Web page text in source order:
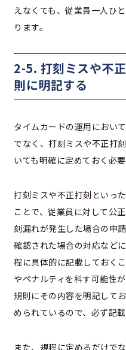
えなくても、従業員一人ひ
ります。
2-5. 打刻ミスや不
則に明記する
タイムカードの運用におい
でなく、打刻ミスや不正打
いても明確に定めておく必要
打刻ミスや不正打刻といっ
ことで、従業員に対して公
刻漏れが発生した場合の申
確認された場合の対応など
程に具体的に記載しておく
やペナルティを科す可能性
規則にその内容を明記して
められているので、必ず記載
また、規程に定めるだけで